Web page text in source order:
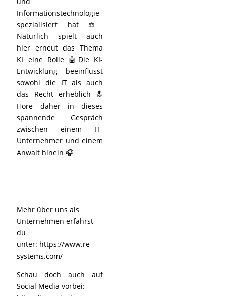
Informationstechnologie
spezialisiert hat ⚖️
Natürlich spielt auch
hier erneut das Thema
KI eine Rolle 🤖Die KI-
Entwicklung beeinflusst
sowohl die IT als auch
das Recht erheblich 🔝
Höre daher in dieses
spannende Gespräch
zwischen einem IT-
Unternehmer und einem
Anwalt hinein 🎧
Mehr über uns als
Unternehmen erfährst
du
unter: https://www.re-
systems.com/
Schau doch auch auf
Social Media vorbei: